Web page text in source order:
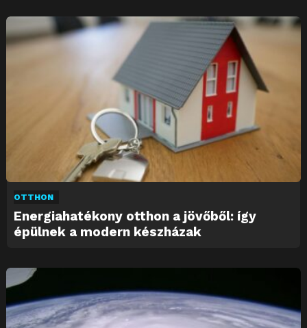
OTTHON
Energiahatékony otthon a jövőből: így
épülnek a modern készházak